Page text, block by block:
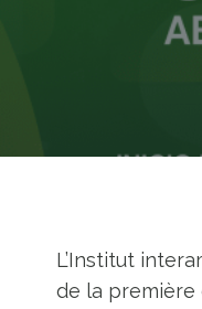
L’Institut
de la première